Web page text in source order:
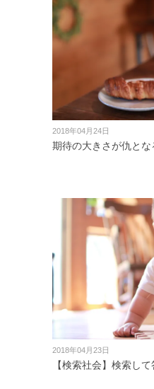
2018年04月24日
期待の大きさが仇とな
2018年04月23日
【検索社会】検索し